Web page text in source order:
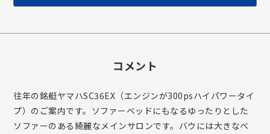
コメント
往年の銘艇ヤマハSC36EX（エンジンが300psハイパワータイ
プ）のご案内です。ソファーベッドにもなるゆったりとした
ソファーのある綺麗なメインサロンです。バウには大きなベ